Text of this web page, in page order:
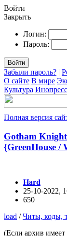
Войти
Закрыть
Логин:
Пароль:
Войти
Забыли пароль? |
О сайте В мире
Культура
Полная версия
Gotham
{GreenHouse /
Hard
25-10-2022,
650
load /Читы, коды,
(Если архив имеет